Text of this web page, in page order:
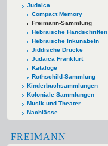
Judaica
Compact Memory
Freimann-Sammlung
Hebräische Handschriften
Hebräische Inkunabeln
Jiddische Drucke
Judaica Frankfurt
Kataloge
Rothschild-Sammlung
Kinderbuchsammlungen
Koloniale Sammlungen
Musik und Theater
Nachlässe
FREIMANN